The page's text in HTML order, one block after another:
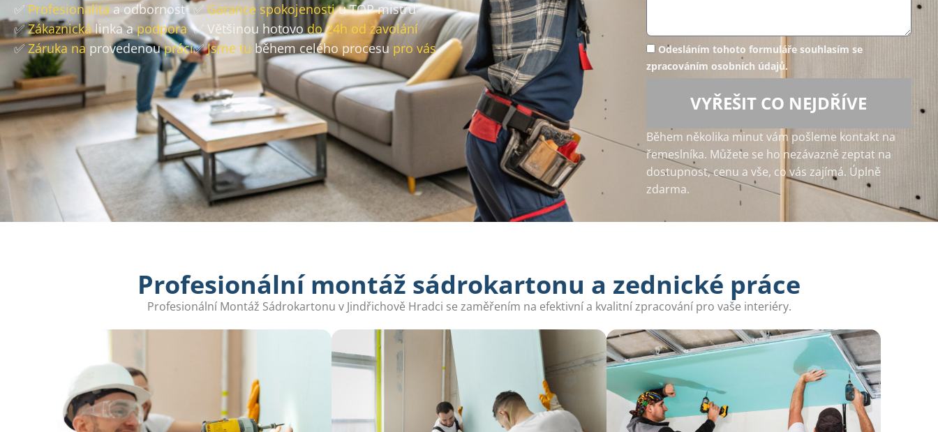
✅ Profesionalitaa odbornost
✅Zákaznickálinka apodpora
✅Záruka na provedenoupráci
✅ Garance spokojenostiu TOP mistrů
✅ Většinou hotovodo 24h od zavolání
✅Jsme tu během celého procesu pro vás
Odesláním tohoto formuláře souhlasím se
zpracováním osobních údajů.
VYŘEŠIT CO NEJDŘÍVE
Během několika minut vám pošleme kontakt na
řemeslníka. Můžete se ho nezávazně zeptat na
dostupnost, cenu a vše, co vás zajímá. Úplně
zdarma.
Profesionální montáž sádrokartonu a zednické práce
Profesionální Montáž Sádrokartonu v Jindřichově Hradci se zaměřením na efektivní a kvalitní zpracování pro vaše interiéry.